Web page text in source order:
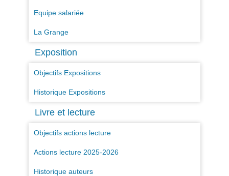
Equipe salariée
La Grange
Exposition
Objectifs Expositions
Historique Expositions
Livre et lecture
Objectifs actions lecture
Actions lecture 2025-2026
Historique auteurs